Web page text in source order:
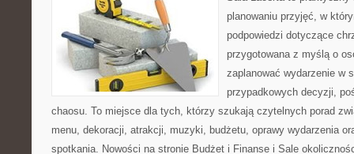
planowaniu przyjęć, w
podpowiedzi dotyczące
przygotowana z myślą o
zaplanować wydarzenie w
przypadkowych decyzji,
chaosu. To miejsce dla tych, którzy szukają czytelnych porad
menu, dekoracji, atrakcji, muzyki, budżetu, oprawy wydarzenia
spotkania. Nowości na stronie Budżet i Finanse i Sale